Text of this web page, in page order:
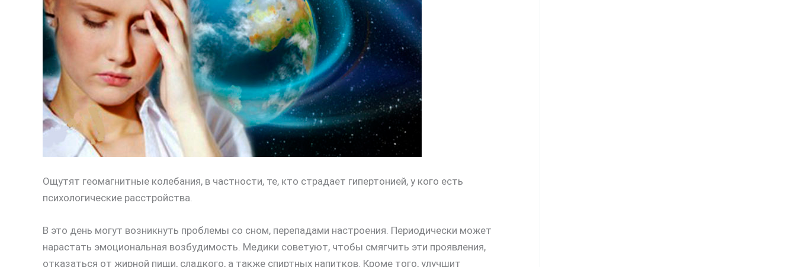
Ощутят геомагнитные колебания, в частности, те, кто страдает гипертонией, у кого есть
психологические расстройства.
В это день могут возникнуть проблемы со сном, перепадами настроения. Периодически может
нарастать эмоциональная возбудимость. Медики советуют, чтобы смягчить эти проявления,
отказаться от жирной пищи, сладкого, а также спиртных напитков. Кроме того, улучшит